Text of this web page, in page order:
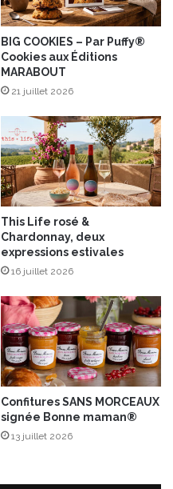
BIG COOKIES – Par Puffy®
Cookies aux Éditions
MARABOUT
21 juillet 2026
This Life rosé &
Chardonnay, deux
expressions estivales
16 juillet 2026
Confitures SANS MORCEAUX
signée Bonne maman®
13 juillet 2026